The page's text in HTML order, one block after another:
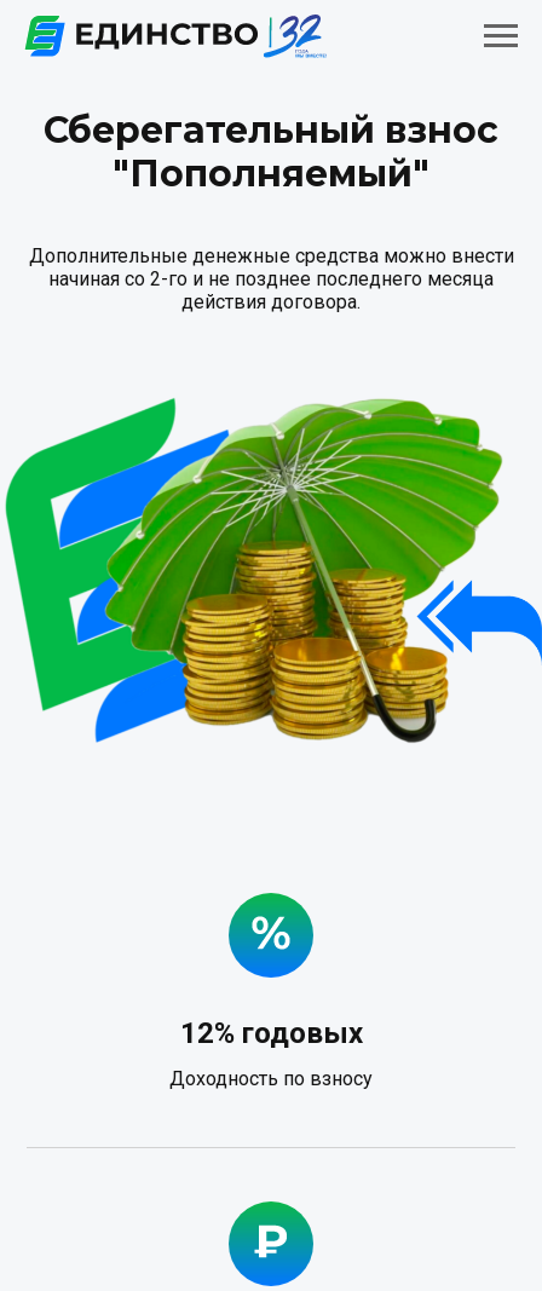
Сберегательный взнос
"Пополняемый"
Дополнительные денежные средства можно внести
начиная со 2-го и не позднее последнего месяца
действия договора.
12% годовых
Доходность по взносу